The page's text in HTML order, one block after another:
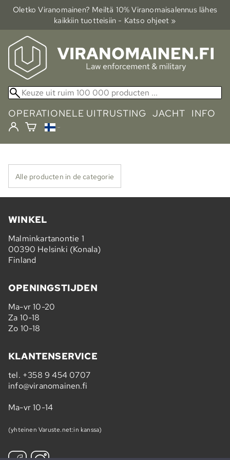
Oletko Viranomainen? Meiltä 10% Viranomais­alennus lähes
kaikkiin tuotteisiin - Katso ohjeet »
OPERATIONELE UITRUSTING JACHT INFO
Alle producten in de categorie
WINKEL
Malminkartanontie 1
00390 Helsinki (Konala)
Finland
OPENINGSTIJDEN
Ma-vr 10-20
Za 10-18
Zo 10-18
KLANTENSERVICE
tel. +358 9 454 0707
info@viranomainen.fi
Ma-vr 10-14
(yhteinen Varuste.net:in kanssa)